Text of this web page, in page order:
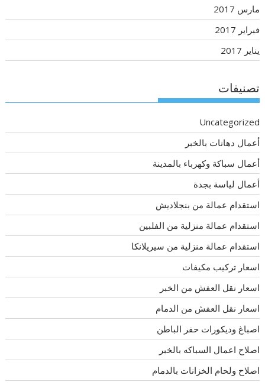
مارس 2017
فبراير 2017
يناير 2017
تصنيفات
Uncategorized
أعمال دهانات بالخبر
أعمال سباكة وكهرباء بالمدينة
أعمال لياسة بجدة
استقدام عمالة من بنجلاديش
استقدام عمالة منزلية من الفلبين
استقدام عمالة منزلية من سيريلانكا
اسعار تركيب مكيفات
اسعار نقل العفش من الخبر
اسعار نقل العفش من الدمام
اصباغ وديكورات حفر الباطن
اصلاح اعمال السباكه بالخبر
اصلاح ولحام الخزانات بالدمام